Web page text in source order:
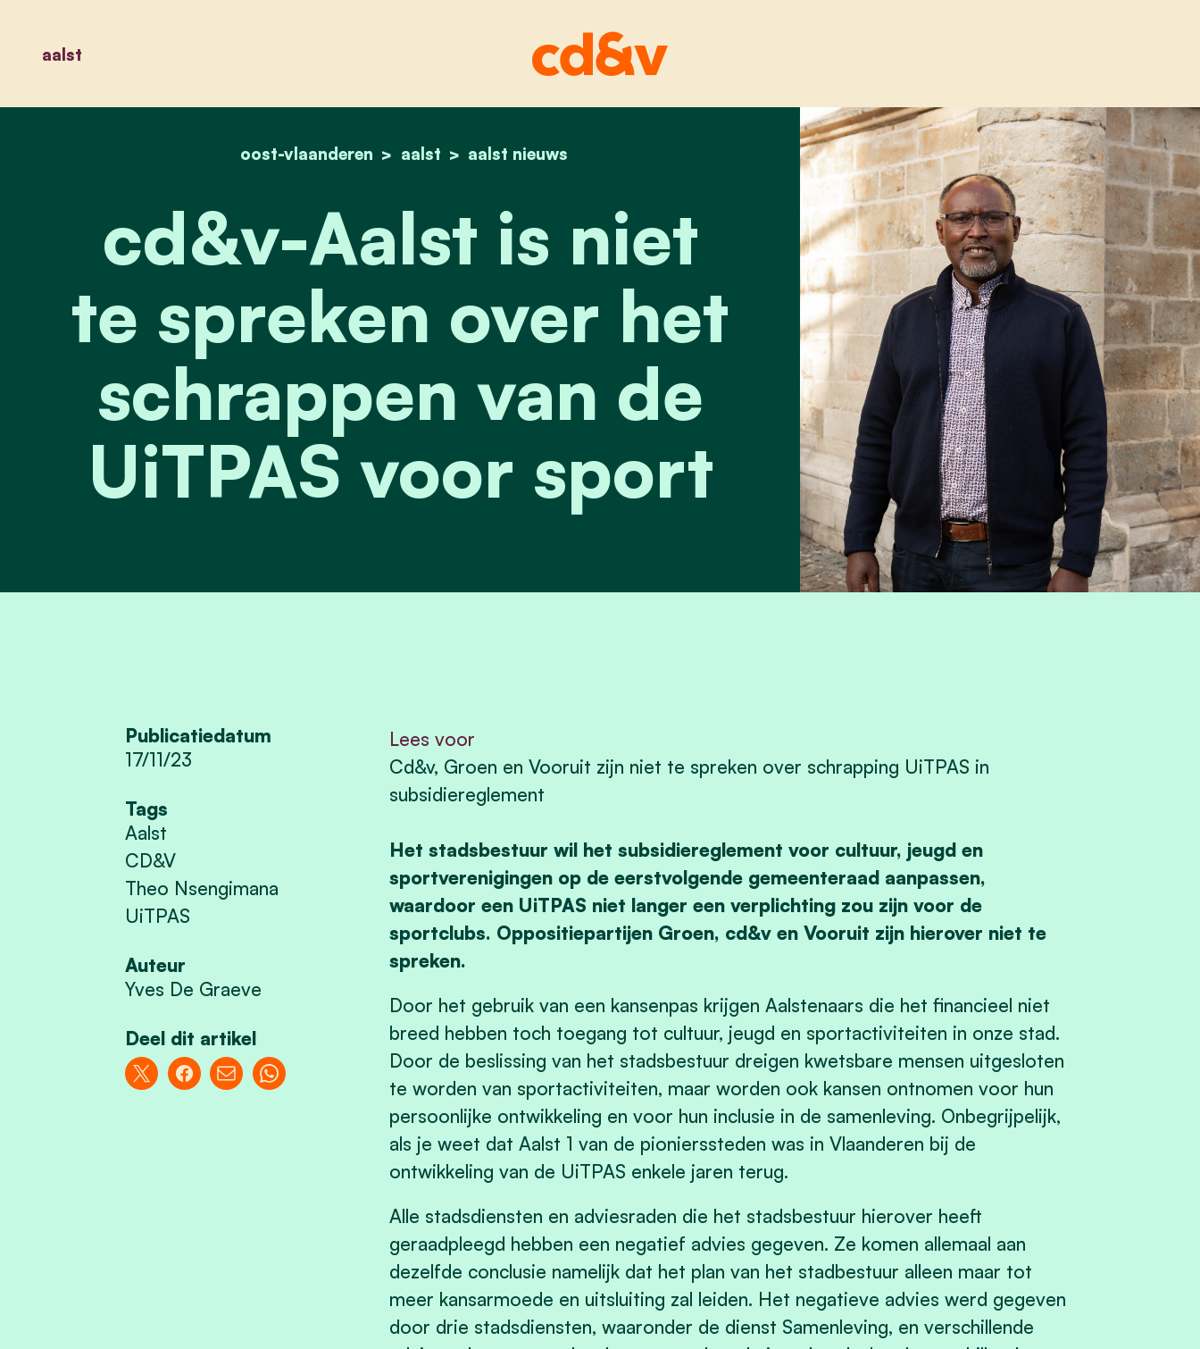
aalst
home
oost-vlaanderen aalst aalst nieuws
cd&v-aalst is niet te spreken over het schrappen van de uitpas voor sport
cd&v-Aalst is niet
te spreken over het
schrappen van de
UiTPAS voor sport
Publicatiedatum
17/11/23
Tags
Aalst
CD&V
Theo Nsengimana
UiTPAS
Auteur
Yves De Graeve
Deel dit artikel
Lees voor
Cd&v, Groen en Vooruit zijn niet te spreken over schrapping UiTPAS in
subsidiereglement
Het stadsbestuur wil het subsidiereglement voor cultuur, jeugd en
sportverenigingen op de eerstvolgende gemeenteraad aanpassen,
waardoor een UiTPAS niet langer een verplichting zou zijn voor de
sportclubs. Oppositiepartijen Groen, cd&v en Vooruit zijn hierover niet te
spreken.
Door het gebruik van een kansenpas krijgen Aalstenaars die het financieel niet
breed hebben toch toegang tot cultuur, jeugd en sportactiviteiten in onze stad.
Door de beslissing van het stadsbestuur dreigen kwetsbare mensen uitgesloten
te worden van sportactiviteiten, maar worden ook kansen ontnomen voor hun
persoonlijke ontwikkeling en voor hun inclusie in de samenleving. Onbegrijpelijk,
als je weet dat Aalst 1 van de pionierssteden was in Vlaanderen bij de
ontwikkeling van de UiTPAS enkele jaren terug.
Alle stadsdiensten en adviesraden die het stadsbestuur hierover heeft
geraadpleegd hebben een negatief advies gegeven. Ze komen allemaal aan
dezelfde conclusie namelijk dat het plan van het stadbestuur alleen maar tot
meer kansarmoede en uitsluiting zal leiden. Het negatieve advies werd gegeven
door drie stadsdiensten, waaronder de dienst Samenleving, en verschillende